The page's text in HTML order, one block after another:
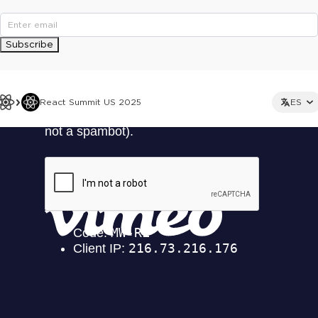
React Summit US 2025 ES
This ad is not shown to multipass and full ticket holders
Subscribe